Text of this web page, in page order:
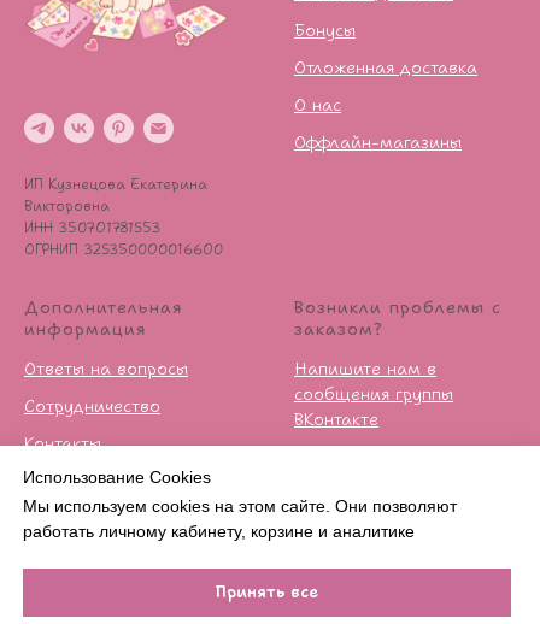
Использование Cookies
Мы используем cookies на этом сайте. Они позволяют
работать личному кабинету, корзине и аналитике
Принять все
ИП Кузнецова Екатерина
Викторовна
ИНН 350701781553
ОГРНИП 325350000016600
Бонусы
Отложенная доставка
О нас
Оффлайн-магазины
Дополнительная
информация
Ответы на вопросы
Сотрудничество
Контакты
Публичная оферта
Политика
конфиденцильности
Возникли проблемы с
заказом?
Напишите нам в
сообщения группы
ВКонтакте